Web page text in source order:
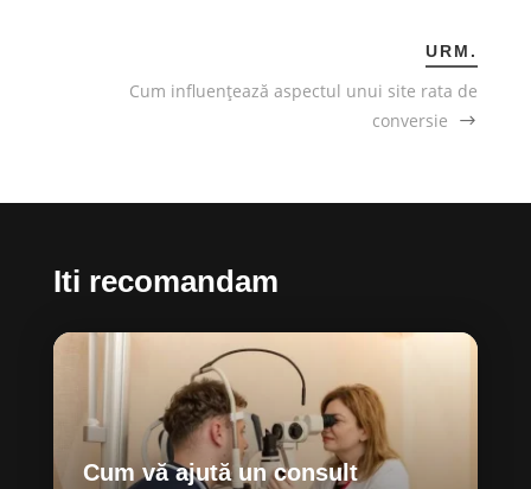
URM.
Cum influențează aspectul unui site rata de
conversie
Iti recomandam
Cum vă ajută un consult